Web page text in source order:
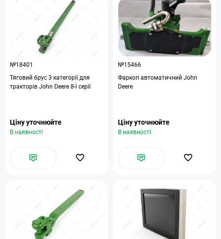
№18401
Тяговий брус 3 категорії для
тракторів John Deere 8-ї серії
Ціну уточнюйте
В наявності
№15466
Фаркоп автоматичний John
Deere
Ціну уточнюйте
В наявності